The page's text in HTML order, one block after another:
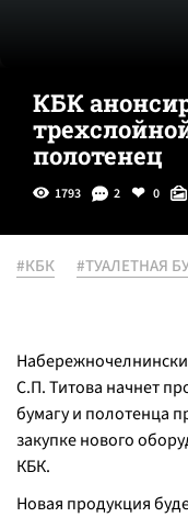
КБК
полотенец
1793 2 0
#КБК #ТУАЛЕТНАЯ
С.П. Титова начнет
бумагу и полотенца
закупке нового
КБК.
Новая продукция